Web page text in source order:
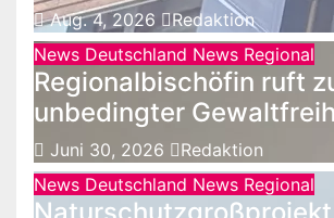
Aug. 4, 2026
Redaktion
News Deutschland News Regional
Regionalbischöfin ruft
unbedingter
Juni 30, 2026
Redaktion
News Deutschland News Regional